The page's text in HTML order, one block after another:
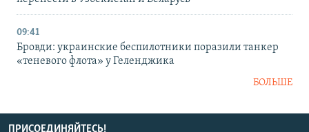
09:41
Бровди: украинские беспилотники поразили танкер
«теневого флота» у Геленджика
БОЛЬШЕ
ПРИСОЕДИНЯЙТЕСЬ!